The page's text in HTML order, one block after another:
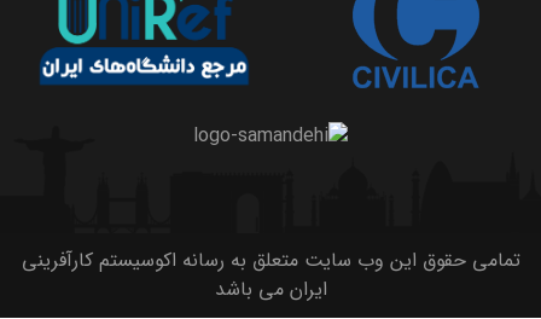
تمامی حقوق این وب سایت متعلق به رسانه اکوسیستم کارآفرینی
ایران می باشد